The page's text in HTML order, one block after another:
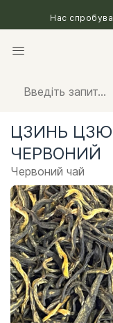
Нас
ЦЗИНЬ
ЧЕРВОНИЙ
Червоний чай